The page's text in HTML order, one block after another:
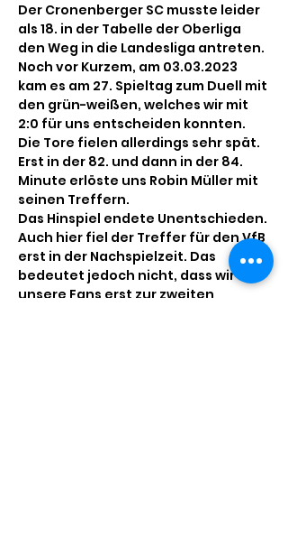
Der Cronenberger SC musste leider
als 18. in der Tabelle der Oberliga
den Weg in die Landesliga antreten.
Noch vor Kurzem, am 03.03.2023
kam es am 27. Spieltag zum Duell mit
den grün-weißen, welches wir mit
2:0 für uns entscheiden konnten.
Die Tore fielen allerdings sehr spät.
Erst in der 82. und dann in der 84.
Minute erlöste uns Robin Müller mit
seinen Treffern.
Das Hinspiel endete Unentschieden.
Auch hier fiel der Treffer für den VfB
erst in der Nachspielzeit. Das
bedeutet jedoch nicht, dass wir
unsere Fans erst zur zweiten